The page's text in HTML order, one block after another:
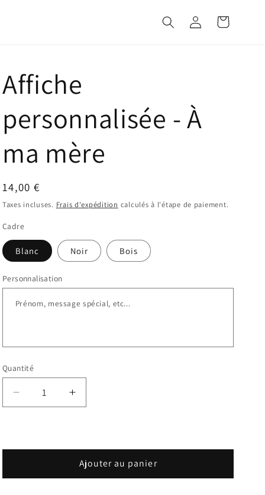
Connexion Panier
Affiche
personnalisée - À
ma mère
Prix
habituel
14,00 €
Taxes incluses. Frais d'expédition calculés à l'étape de paiement.
Cadre
Blanc Noir Bois
Personnalisation
Quantité
Réduire
la
Affiche
personnalisée
-
Augmenter
la
Affiche
personnalisée
-
Ajouter au panier